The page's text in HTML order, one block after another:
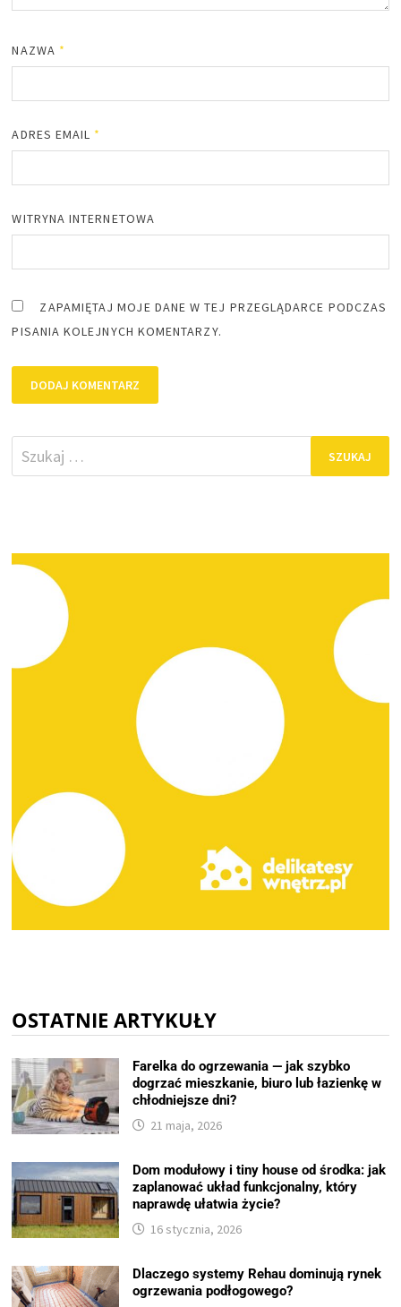
NAZWA *
ADRES EMAIL *
WITRYNA INTERNETOWA
ZAPAMIĘTAJ MOJE DANE W TEJ PRZEGLĄDARCE PODCZAS
PISANIA KOLEJNYCH KOMENTARZY.
Szukaj:
OSTATNIE ARTYKUŁY
Farelka do ogrzewania — jak szybko
dogrzać mieszkanie, biuro lub łazienkę w
chłodniejsze dni?
21 maja, 2026
Dom modułowy i tiny house od środka: jak
zaplanować układ funkcjonalny, który
naprawdę ułatwia życie?
16 stycznia, 2026
Dlaczego systemy Rehau dominują rynek
ogrzewania podłogowego?